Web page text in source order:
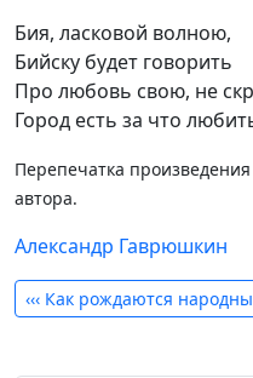
Бия, ласковой волною,
Бийску будет говорить
Про любовь свою, не
Город есть за что
Перепечатка
автора.
Александр Гаврюшкин
‹‹‹ Как рождаются